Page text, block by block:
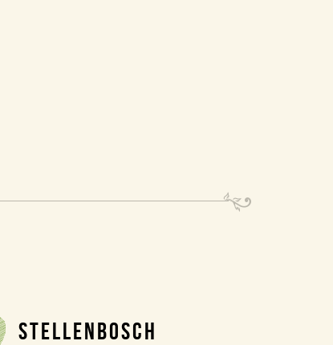
STELLENBOSCH